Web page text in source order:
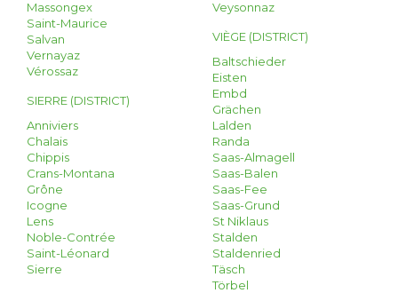
Massongex
Saint-Maurice
Salvan
Vernayaz
Vérossaz
SIERRE (DISTRICT)
Anniviers
Chalais
Chippis
Crans-Montana
Grône
Icogne
Lens
Noble-Contrée
Saint-Léonard
Sierre
Veysonnaz
VIÈGE (DISTRICT)
Baltschieder
Eisten
Embd
Grächen
Lalden
Randa
Saas-Almagell
Saas-Balen
Saas-Fee
Saas-Grund
St Niklaus
Stalden
Staldenried
Täsch
Törbel